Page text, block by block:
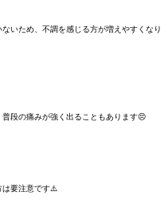
いため、不調を感じる方が増えやすくなり
段の痛みが強く出ることもあります😣
は要注意です⚠️